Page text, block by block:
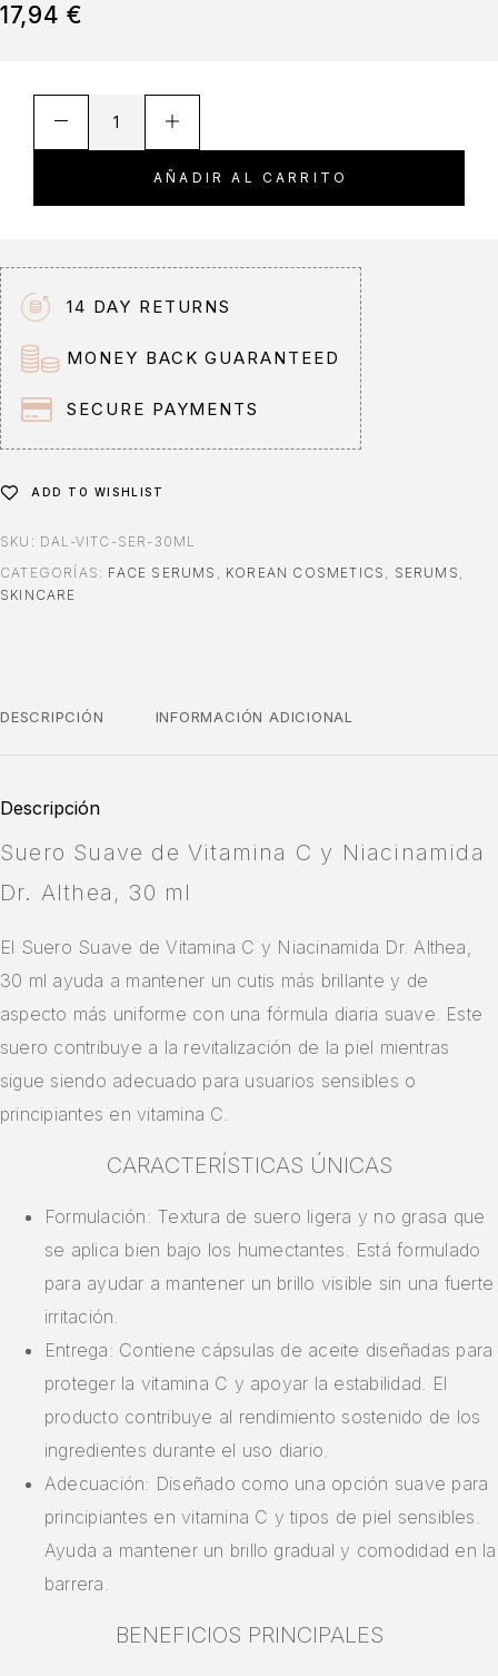
17,94 €
AÑADIR AL CARRITO
14 DAY RETURNS
MONEY BACK GUARANTEED
SECURE PAYMENTS
ADD TO WISHLIST
SKU: DAL-VITC-SER-30ML
CATEGORÍAS: FACE SERUMS , KOREAN COSMETICS , SERUMS ,
SKINCARE
DESCRIPCIÓN INFORMACIÓN ADICIONAL
Descripción
Suero Suave de Vitamina C y Niacinamida
Dr. Althea, 30 ml
El Suero Suave de Vitamina C y Niacinamida Dr. Althea,
30 ml ayuda a mantener un cutis más brillante y de
aspecto más uniforme con una fórmula diaria suave. Este
suero contribuye a la revitalización de la piel mientras
sigue siendo adecuado para usuarios sensibles o
principiantes en vitamina C.
CARACTERÍSTICAS ÚNICAS
Formulación: Textura de suero ligera y no grasa que
se aplica bien bajo los humectantes. Está formulado
para ayudar a mantener un brillo visible sin una fuerte
irritación.
Entrega: Contiene cápsulas de aceite diseñadas para
proteger la vitamina C y apoyar la estabilidad. El
producto contribuye al rendimiento sostenido de los
ingredientes durante el uso diario.
Adecuación: Diseñado como una opción suave para
principiantes en vitamina C y tipos de piel sensibles.
Ayuda a mantener un brillo gradual y comodidad en la
barrera.
BENEFICIOS PRINCIPALES